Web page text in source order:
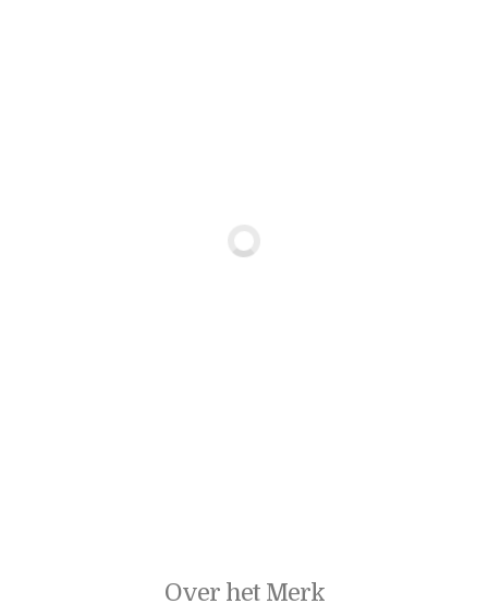
Over het Merk